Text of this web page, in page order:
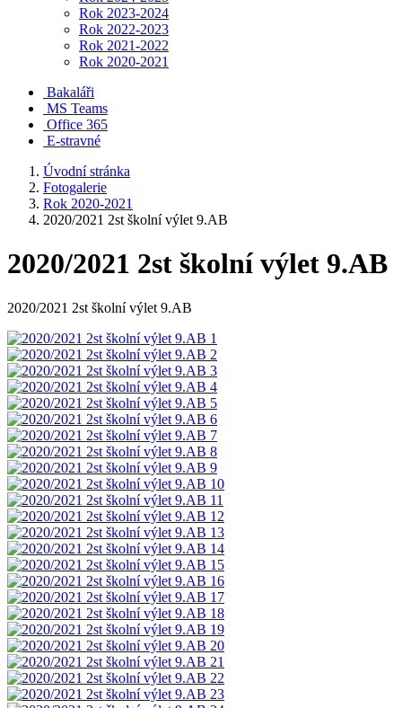
Rok 2023-2024
Rok 2022-2023
Rok 2021-2022
Rok 2020-2021
Bakaláři
MS Teams
Office 365
E-stravné
Úvodní stránka
Fotogalerie
Rok 2020-2021
2020/2021 2st školní výlet 9.AB
2020/2021 2st školní výlet 9.AB
2020/2021 2st školní výlet 9.AB